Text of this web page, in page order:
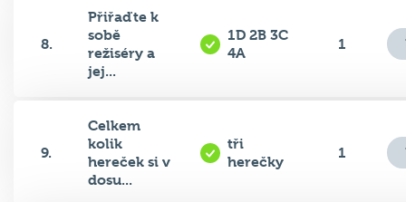
8.
Přiřaďte k
sobě
režiséry a
jej...
1D 2B 3C
4A
1
9.
Celkem
kolik
hereček si v
dosu...
tři
herečky
1